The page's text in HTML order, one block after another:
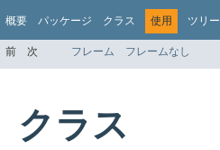
概要 パッケージ クラス 使用 ツリー
前 次 フレーム フレームなし
クラス